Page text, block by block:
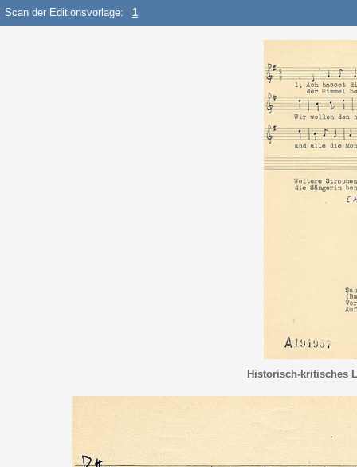
Scan der Editionsvorlage: 1
Historisch-kritisches